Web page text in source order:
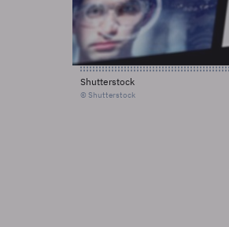
Shutterstock
© Shutterstock